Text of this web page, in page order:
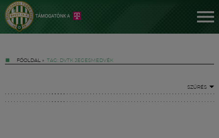
FŐOLDAL » TAG: DVTK JEGESMEDVÉK
SZŰRÉS